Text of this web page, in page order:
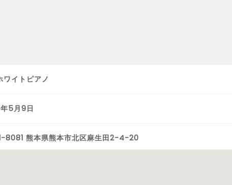
ワイトピアノ
5月9日
8081 熊本県熊本市北区麻生田2-4-20